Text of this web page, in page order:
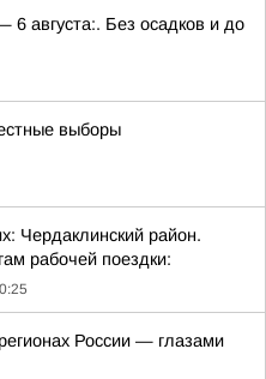
6 августа:. Без осадков и до
выборы
Чердаклинский район.
рабочей поездки:
России — глазами